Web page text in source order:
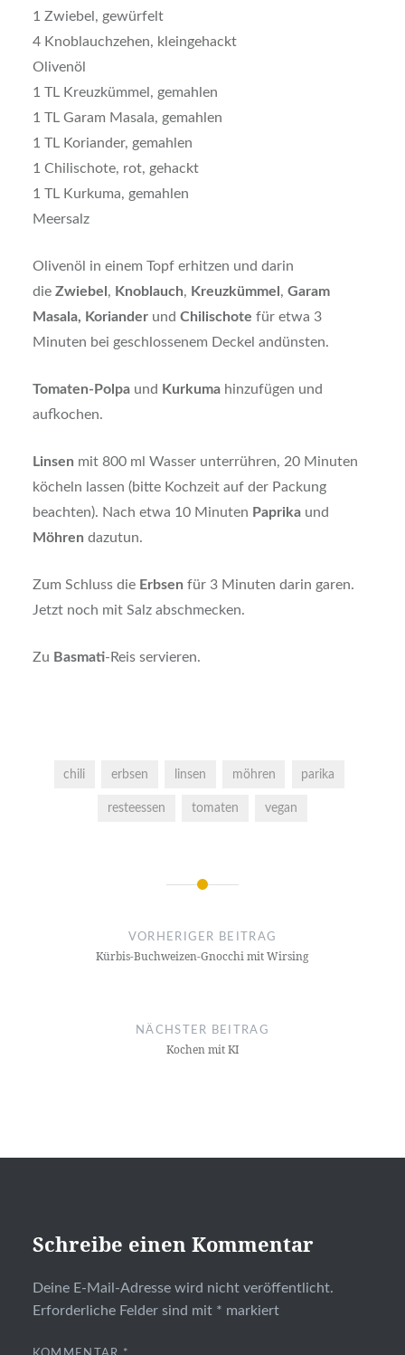
1 Zwiebel, gewürfelt
4 Knoblauchzehen, kleingehackt
Olivenöl
1 TL Kreuzkümmel, gemahlen
1 TL Garam Masala, gemahlen
1 TL Koriander, gemahlen
1 Chilischote, rot, gehackt
1 TL Kurkuma, gemahlen
Meersalz
Olivenöl in einem Topf erhitzen und darin
die Zwiebel , Knoblauch, Kreuzkümmel , Garam
Masala, Korianderund Chilischote für etwa 3
Minuten bei geschlossenem Deckel andünsten.
Tomaten-Polpaund Kurkumahinzufügen und
aufkochen.
Linsen mit 800 ml Wasser unterrühren, 20 Minuten
köcheln lassen (bitte Kochzeit auf der Packung
beachten). Nach etwa 10 Minuten Paprikaund
Möhren dazutun.
Zum Schluss die Erbsen für 3 Minuten darin garen.
Jetzt noch mit Salz abschmecken.
Zu Basmati-Reis servieren.
chili erbsen linsen möhren parika
resteessen tomaten vegan
Beitragsnavigation
VORHERIGER BEITRAG
Kürbis-Buchweizen-Gnocchi mit Wirsing
NÄCHSTER BEITRAG
Kochen mit KI
Schreibe einen Kommentar
Deine E-Mail-Adresse wird nicht veröffentlicht.
Erforderliche Felder sind mit * markiert